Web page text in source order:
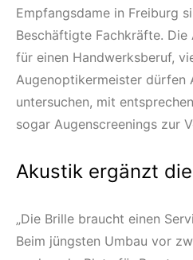
Empfangsdame in Freiburg
Beschäftigte Fachkräfte.
für einen Handwerksberuf,
Augenoptikermeister dürfen
untersuchen, mit
sogar Augenscreenings zur
Akustik ergänzt
„Die Brille braucht einen
Beim jüngsten Umbau vor